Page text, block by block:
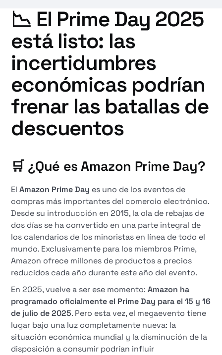
📉 El Prime Day 2025
está listo: las
incertidumbres
económicas podrían
frenar las batallas de
descuentos
🛒 ¿Qué es Amazon Prime Day?
ElAmazon Prime Day es uno de los eventos de
compras más importantes del comercio electrónico.
Desde su introducción en 2015, la ola de rebajas de
dos días se ha convertido en una parte integral de
los calendarios de los minoristas en línea de todo el
mundo. Exclusivamente para los miembros Prime,
Amazon ofrece millones de productos a precios
reducidos cada año durante este año del evento.
En 2025, vuelve a ser ese momento:Amazon ha
programado oficialmente el Prime Day para el 15 y 16
de julio de 2025. Pero esta vez, el megaevento tiene
lugar bajo una luz completamente nueva: la
situación económica mundial y la disminución de la
disposición a consumir podrían influir